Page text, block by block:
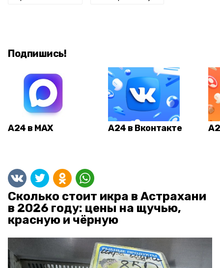
Подпишись!
А24 в MAX А24 в Вконтакте
Сколько стоит икра в Астрахани
в 2026 году: цены на щучью,
красную и чёрную